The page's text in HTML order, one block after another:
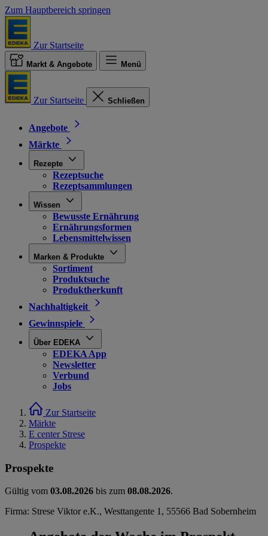
Zum Hauptbereich springen
Zur Startseite
Markt & Angebote Menü
Zur Startseite Schließen
Angebote
Märkte
Rezepte
Rezeptsuche
Rezeptsammlungen
Wissen
Bewusste Ernährung
Ernährungsformen
Lebensmittelwissen
Marken & Produkte
Sortiment
Produktsuche
Produktherkunft
Nachhaltigkeit
Gewinnspiele
Über EDEKA
EDEKA App
Newsletter
Verbund
Jobs
Zur Startseite
Märkte
E center Strese
Prospekte
Prospekte
Gültig vom 03.08.2026 bis zum 08.08.2026.
Firma: Strese Viktor e.K., Westtangente 1, 55566 Bad Sobernheim